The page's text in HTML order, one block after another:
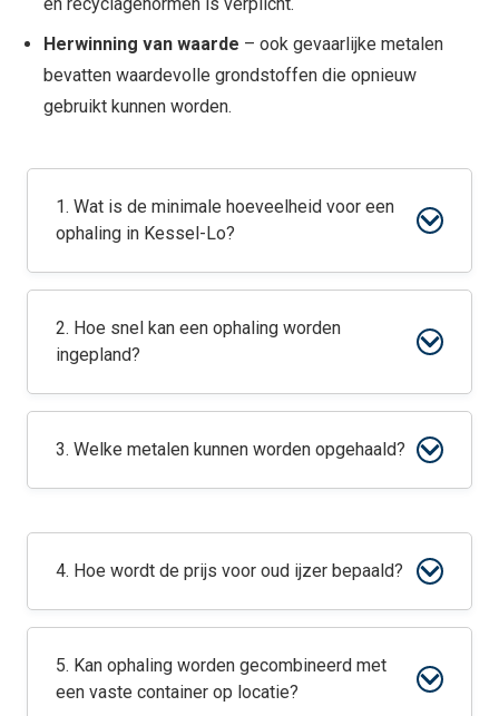
Herwinning van waarde – ook gevaarlijke metalen
bevatten waardevolle grondstoffen die opnieuw
gebruikt kunnen worden.
1. Wat is de minimale hoeveelheid voor een
ophaling in Kessel-Lo?
2. Hoe snel kan een ophaling worden
ingepland?
3. Welke metalen kunnen worden opgehaald?
4. Hoe wordt de prijs voor oud ijzer bepaald?
5. Kan ophaling worden gecombineerd met
een vaste container op locatie?